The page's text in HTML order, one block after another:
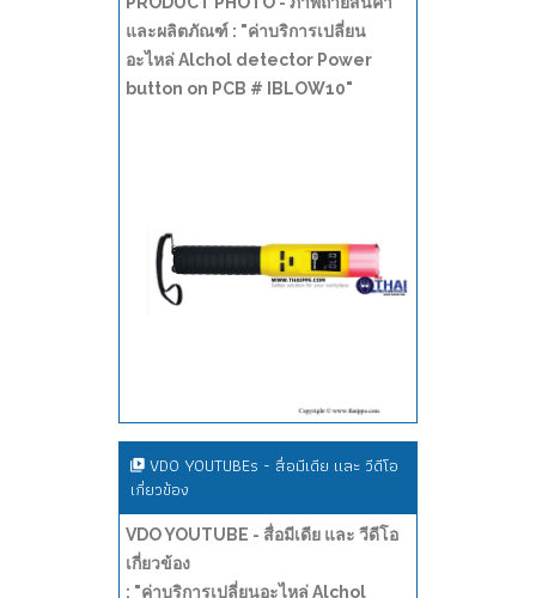
และผลิตภัณฑ์ : "ค่าบริการเปลี่ยน
อะไหล่ Alchol detector Power
button on PCB # IBLOW10"
VDO YOUTUBEs - สื่อมีเดีย และ วีดีโอ
เกี่ยวข้อง
VDO YOUTUBE - สื่อมีเดีย และ วีดีโอ
เกี่ยวข้อง
: "ค่าบริการเปลี่ยนอะไหล่ Alchol